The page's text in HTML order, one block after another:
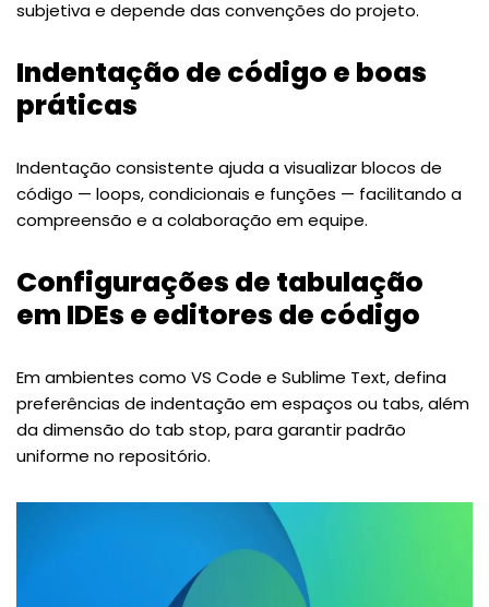
subjetiva e depende das convenções do projeto.
Indentação de código e boas
práticas
Indentação consistente ajuda a visualizar blocos de
código — loops, condicionais e funções — facilitando a
compreensão e a colaboração em equipe.
Configurações de tabulação
em IDEs e editores de código
Em ambientes como VS Code e Sublime Text, defina
preferências de indentação em espaços ou tabs, além
da dimensão do tab stop, para garantir padrão
uniforme no repositório.